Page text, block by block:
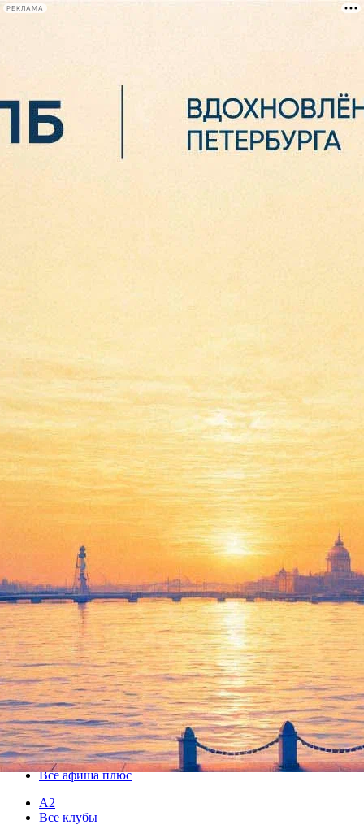
РЕКЛАМА
Сегодня:
Петербургские студенты
отметят Татьянин день
25 января 2014, суббота,09.00
Версия для печати
Все афиша плюс
А2
Все клубы